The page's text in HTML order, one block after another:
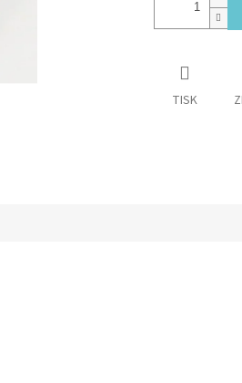
TISK